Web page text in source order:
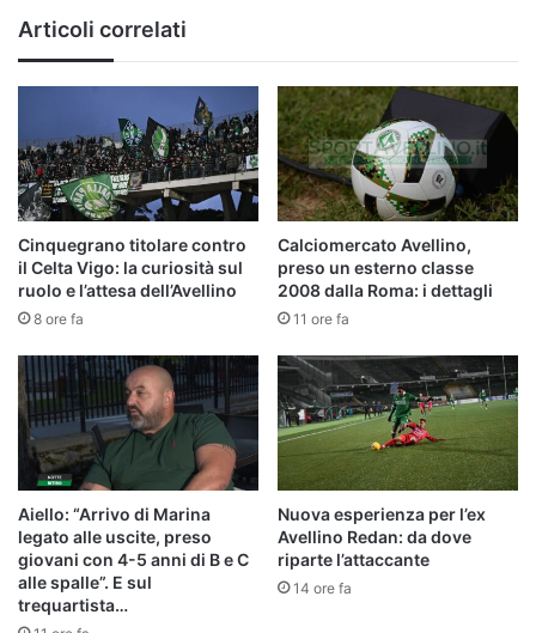
Articoli correlati
Cinquegrano titolare contro
il Celta Vigo: la curiosità sul
ruolo e l’attesa dell’Avellino
8 ore fa
Calciomercato Avellino,
preso un esterno classe
2008 dalla Roma: i dettagli
11 ore fa
Aiello: “Arrivo di Marina
legato alle uscite, preso
giovani con 4-5 anni di B e C
alle spalle”. E sul
trequartista…
Nuova esperienza per l’ex
Avellino Redan: da dove
riparte l’attaccante
14 ore fa